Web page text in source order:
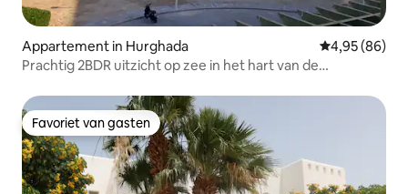
Appartement in Hurghada Gemiddelde
4,95 (86)
Prachtig 2BDR uitzicht op zee in het hart van de
Favoriet van gasten
Favoriet van gasten